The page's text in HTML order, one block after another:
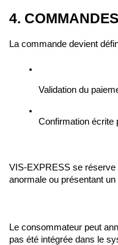
4. COMMANDES
La commande devient
Validation du
Confirmation écrite
VIS-EXPRESS se
anormale ou présentant un
Le consommateur peut
pas été intégrée dans le